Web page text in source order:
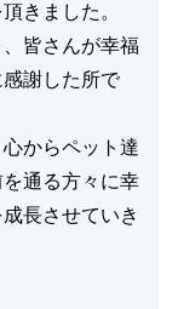
きました。
、皆さんが幸福
謝した所で
からペット達
通る方々に幸
長させていき